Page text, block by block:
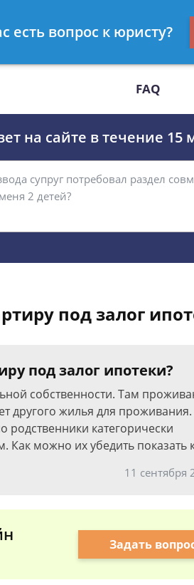
FAQ
на сайте в течение 15
под залог
под залог ипотеки?
собственности. Там
другого жилья для
родственники категорически
можно их убедить показать
11 сентября
Задать
есть вопрос к юристу?